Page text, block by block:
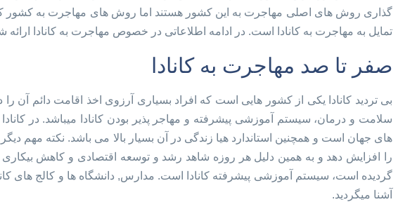
گذاری روش های اصلی مهاجرت به این کشور هستند اما روش های مهاجرت به کشور
تمایل به مهاجرت به کانادا است. در ادامه اطلاعاتی در خصوص مهاجرت به کانادا
صفر تا صد مهاجرت به کانادا
بی تردید کانادا یکی از کشور هایی است که افراد بسیاری آرزوی اخذ اقامت دائم
سلامت و درمان، سیستم آموزشی پیشرفته و مهاجر پذیر بودن کانادا میباشد. در
های جهان است و همچنین استاندارد هیا زندگی در آن بسیار بالا می باشد. نکته مهم
را افزایش دهد و به همین دلیل هر روزه شاهد رشد و توسعه اقتصادی و کاهش بیکاری
گردیده است، سیستم آموزشی پیشرفته کانادا است. مدارس, دانشگاه ها و کالج های
آشنا میگردید.